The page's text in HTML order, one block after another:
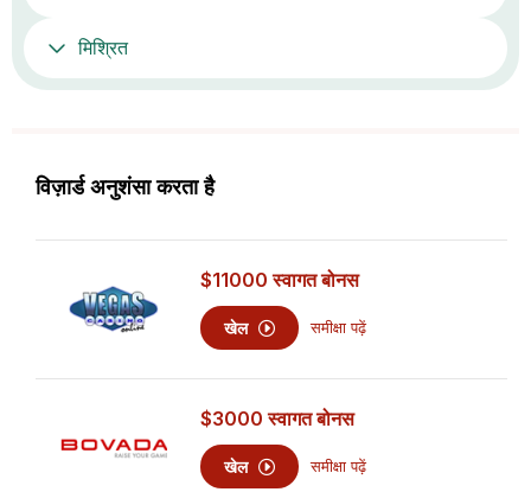
मिश्रित
विज़ार्ड अनुशंसा करता है
$11000 स्वागत बोनस
खेल समीक्षा पढ़ें
$3000 स्वागत बोनस
खेल समीक्षा पढ़ें